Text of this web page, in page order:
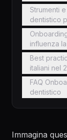
Strumenti
dentistico
influenza
Best
italiani nel
FAQ
dentistico
Immagina